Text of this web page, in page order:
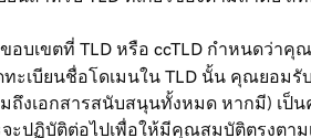
อบเขตที่ TLD หรือ ccTLD กำหนดว่าคุ
ทะเบียนชื่อโดเมนใน TLD นั้น คุณยอ
ถึงเอกสารสนับสนุนทั้งหมด หากมี) เ
ฏิบัติต่อไปเพื่อให้มีคุณสมบัติตรงตาม